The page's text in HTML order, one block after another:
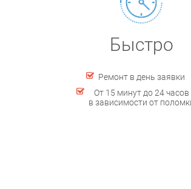
Быстро
Ремонт в день заявки
От 15 минут до 24 часов
в зависимости от